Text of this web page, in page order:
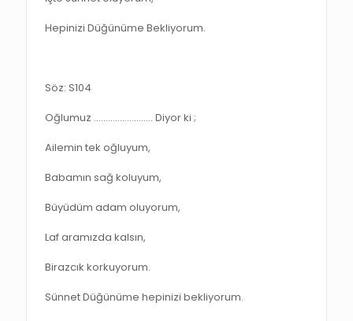
Hepinizi Düğünüme Bekliyorum.
Söz: S104
Oğlumuz ……………………. Diyor ki ;
Ailemin tek oğluyum,
Babamın sağ koluyum,
Büyüdüm adam oluyorum,
Laf aramızda kalsın,
Birazcık korkuyorum.
Sünnet Düğünüme hepinizi bekliyorum.